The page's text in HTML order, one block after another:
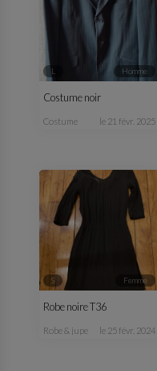
L homme
Costume noir
costume le 21 févr. 2025
S femme
Robe noire T36
robe & jupe le 25 févr. 2024